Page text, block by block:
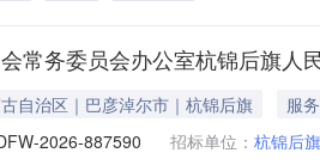
常务委员会办公室杭锦后旗
自治区｜巴彦淖尔市｜杭锦后旗
服
2026-887590 招标单位： 杭锦后